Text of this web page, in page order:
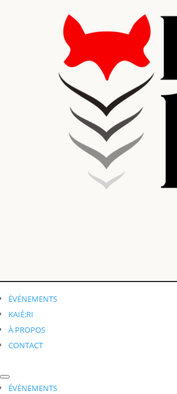
ÉVÉNEMENTS
KAIÉ:RI
À PROPOS
CONTACT
ÉVÉNEMENTS